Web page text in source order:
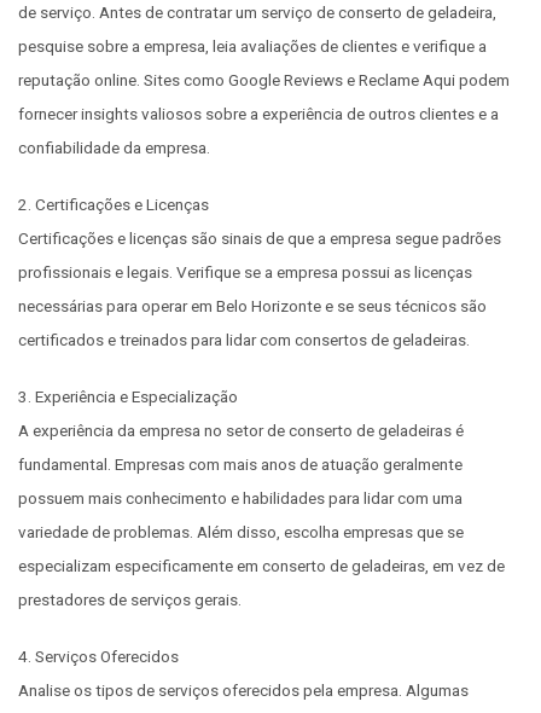
de serviço. Antes de contratar um serviço de conserto de geladeira,
pesquise sobre a empresa, leia avaliações de clientes e verifique a
reputação online. Sites como Google Reviews e Reclame Aqui podem
fornecer insights valiosos sobre a experiência de outros clientes e a
confiabilidade da empresa.
2. Certificações e Licenças
Certificações e licenças são sinais de que a empresa segue padrões
profissionais e legais. Verifique se a empresa possui as licenças
necessárias para operar em Belo Horizonte e se seus técnicos são
certificados e treinados para lidar com consertos de geladeiras.
3. Experiência e Especialização
A experiência da empresa no setor de conserto de geladeiras é
fundamental. Empresas com mais anos de atuação geralmente
possuem mais conhecimento e habilidades para lidar com uma
variedade de problemas. Além disso, escolha empresas que se
especializam especificamente em conserto de geladeiras, em vez de
prestadores de serviços gerais.
4. Serviços Oferecidos
Analise os tipos de serviços oferecidos pela empresa. Algumas